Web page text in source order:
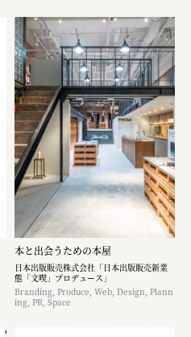
本と出会うための本屋
日本出版販売株式会社「日本出版販売新業
態「文喫」プロデュース」
Branding, Produce, Web, Design, Plann
ing, PR, Space